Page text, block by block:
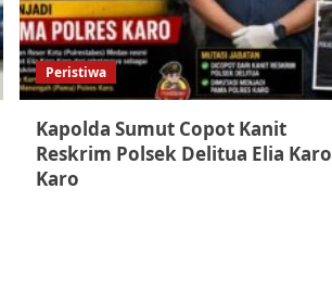
Peristiwa
Kapolda Sumut Copot Kanit
Reskrim Polsek Delitua Elia Karo
Karo